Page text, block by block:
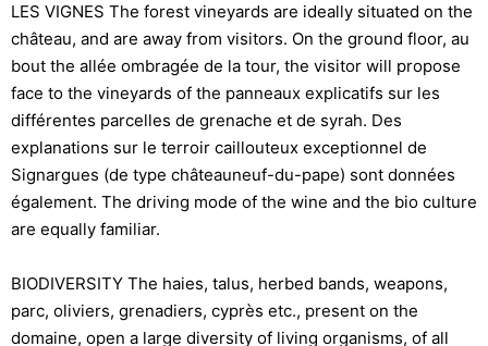
LES VIGNES The forest vineyards are ideally situated on the
château, and are away from visitors. On the ground floor, au
bout the allée ombragée de la tour, the visitor will propose
face to the vineyards of the panneaux explicatifs sur les
différentes parcelles de grenache et de syrah. Des
explanations sur le terroir caillouteux exceptionnel de
Signargues (de type châteauneuf-du-pape) sont données
également. The driving mode of the wine and the bio culture
are equally familiar.
BIODIVERSITY The haies, talus, herbed bands, weapons,
parc, oliviers, grenadiers, cyprès etc., present on the
domaine, open a large diversity of living organisms, of all